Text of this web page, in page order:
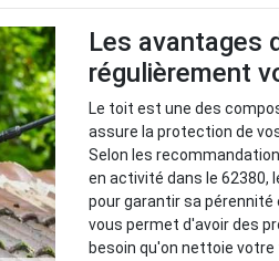
Les avantages
régulièrement
Le toit est une des
assure la protection de
Selon les
en activité dans le 62380,
pour garantir sa
vous permet d'avoir des
besoin qu'on nettoie